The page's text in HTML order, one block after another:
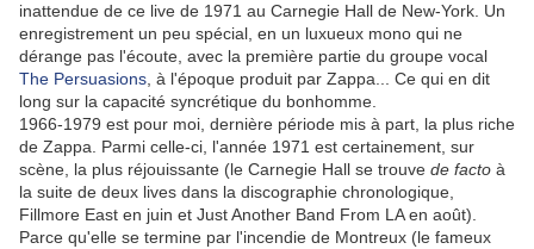
inattendue de ce live de 1971 au Carnegie Hall de New-York. Un
enregistrement un peu spécial, en un luxueux mono qui ne
dérange pas l'écoute, avec la première partie du groupe vocal
The Persuasions , à l'époque produit par Zappa... Ce qui en dit
long sur la capacité syncrétique du bonhomme.
1966-1979 est pour moi, dernière période mis à part, la plus riche
de Zappa. Parmi celle-ci, l'année 1971 est certainement, sur
scène, la plus réjouissante (le Carnegie Hall se trouve de facto à
la suite de deux lives dans la discographie chronologique,
Fillmore East en juin et Just Another Band From LA en août).
Parce qu'elle se termine par l'incendie de Montreux (le fameux